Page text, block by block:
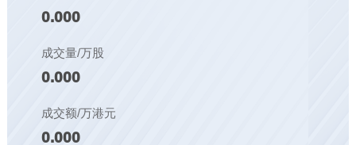
0.000
成交量/万股
0.000
成交额/万港元
0.000